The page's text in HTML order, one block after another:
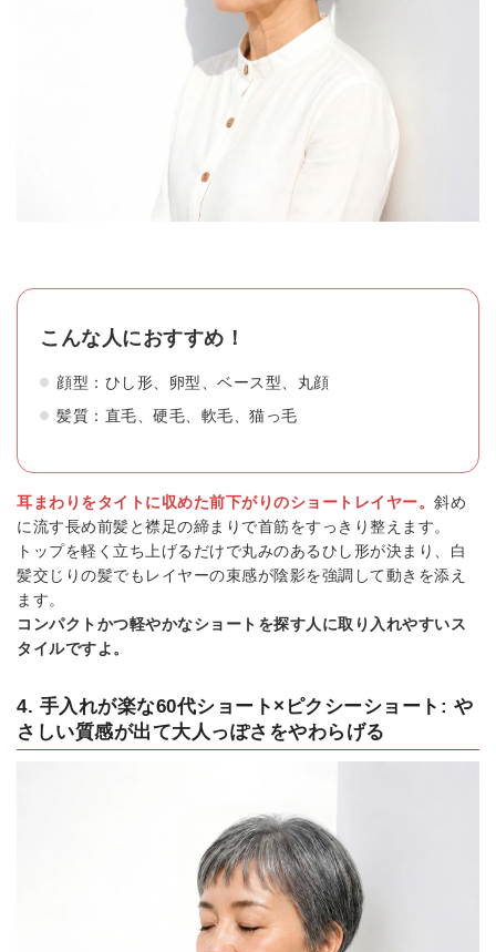
こんな人におすすめ！
顔型：ひし形、卵型、ベース型、丸顔
髪質：直毛、硬毛、軟毛、猫っ毛
耳まわりをタイトに収めた前下がりのショートレイヤー。 斜め
に流す長め前髪と襟足の締まりで首筋をすっきり整えます。
トップを軽く立ち上げるだけで丸みのあるひし形が決まり、白
髪交じりの髪でもレイヤーの束感が陰影を強調して動きを添え
ます。
コンパクトかつ軽やかなショートを探す人に取り入れやすいス
タイルですよ。
4. 手入れが楽な60代ショート×ピクシーショート: や
さしい質感が出て大人っぽさをやわらげる